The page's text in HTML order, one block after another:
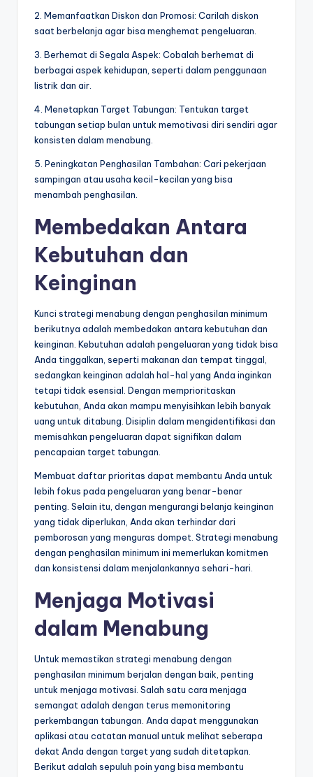
2. Memanfaatkan Diskon dan Promosi: Carilah diskon
saat berbelanja agar bisa menghemat pengeluaran.
3. Berhemat di Segala Aspek: Cobalah berhemat di
berbagai aspek kehidupan, seperti dalam penggunaan
listrik dan air.
4. Menetapkan Target Tabungan: Tentukan target
tabungan setiap bulan untuk memotivasi diri sendiri agar
konsisten dalam menabung.
5. Peningkatan Penghasilan Tambahan: Cari pekerjaan
sampingan atau usaha kecil-kecilan yang bisa
menambah penghasilan.
Membedakan Antara
Kebutuhan dan
Keinginan
Kunci strategi menabung dengan penghasilan minimum
berikutnya adalah membedakan antara kebutuhan dan
keinginan. Kebutuhan adalah pengeluaran yang tidak bisa
Anda tinggalkan, seperti makanan dan tempat tinggal,
sedangkan keinginan adalah hal-hal yang Anda inginkan
tetapi tidak esensial. Dengan memprioritaskan
kebutuhan, Anda akan mampu menyisihkan lebih banyak
uang untuk ditabung. Disiplin dalam mengidentifikasi dan
memisahkan pengeluaran dapat signifikan dalam
pencapaian target tabungan.
Membuat daftar prioritas dapat membantu Anda untuk
lebih fokus pada pengeluaran yang benar-benar
penting. Selain itu, dengan mengurangi belanja keinginan
yang tidak diperlukan, Anda akan terhindar dari
pemborosan yang menguras dompet. Strategi menabung
dengan penghasilan minimum ini memerlukan komitmen
dan konsistensi dalam menjalankannya sehari-hari.
Menjaga Motivasi
dalam Menabung
Untuk memastikan strategi menabung dengan
penghasilan minimum berjalan dengan baik, penting
untuk menjaga motivasi. Salah satu cara menjaga
semangat adalah dengan terus memonitoring
perkembangan tabungan. Anda dapat menggunakan
aplikasi atau catatan manual untuk melihat seberapa
dekat Anda dengan target yang sudah ditetapkan.
Berikut adalah sepuluh poin yang bisa membantu